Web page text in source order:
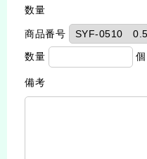
数量
商品番号
数量 個
備考